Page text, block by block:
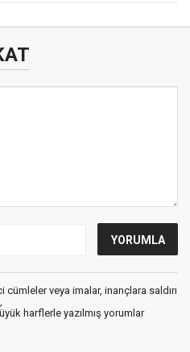
veya imalar, inançlara saldırı
harflerle yazılmış yorumlar